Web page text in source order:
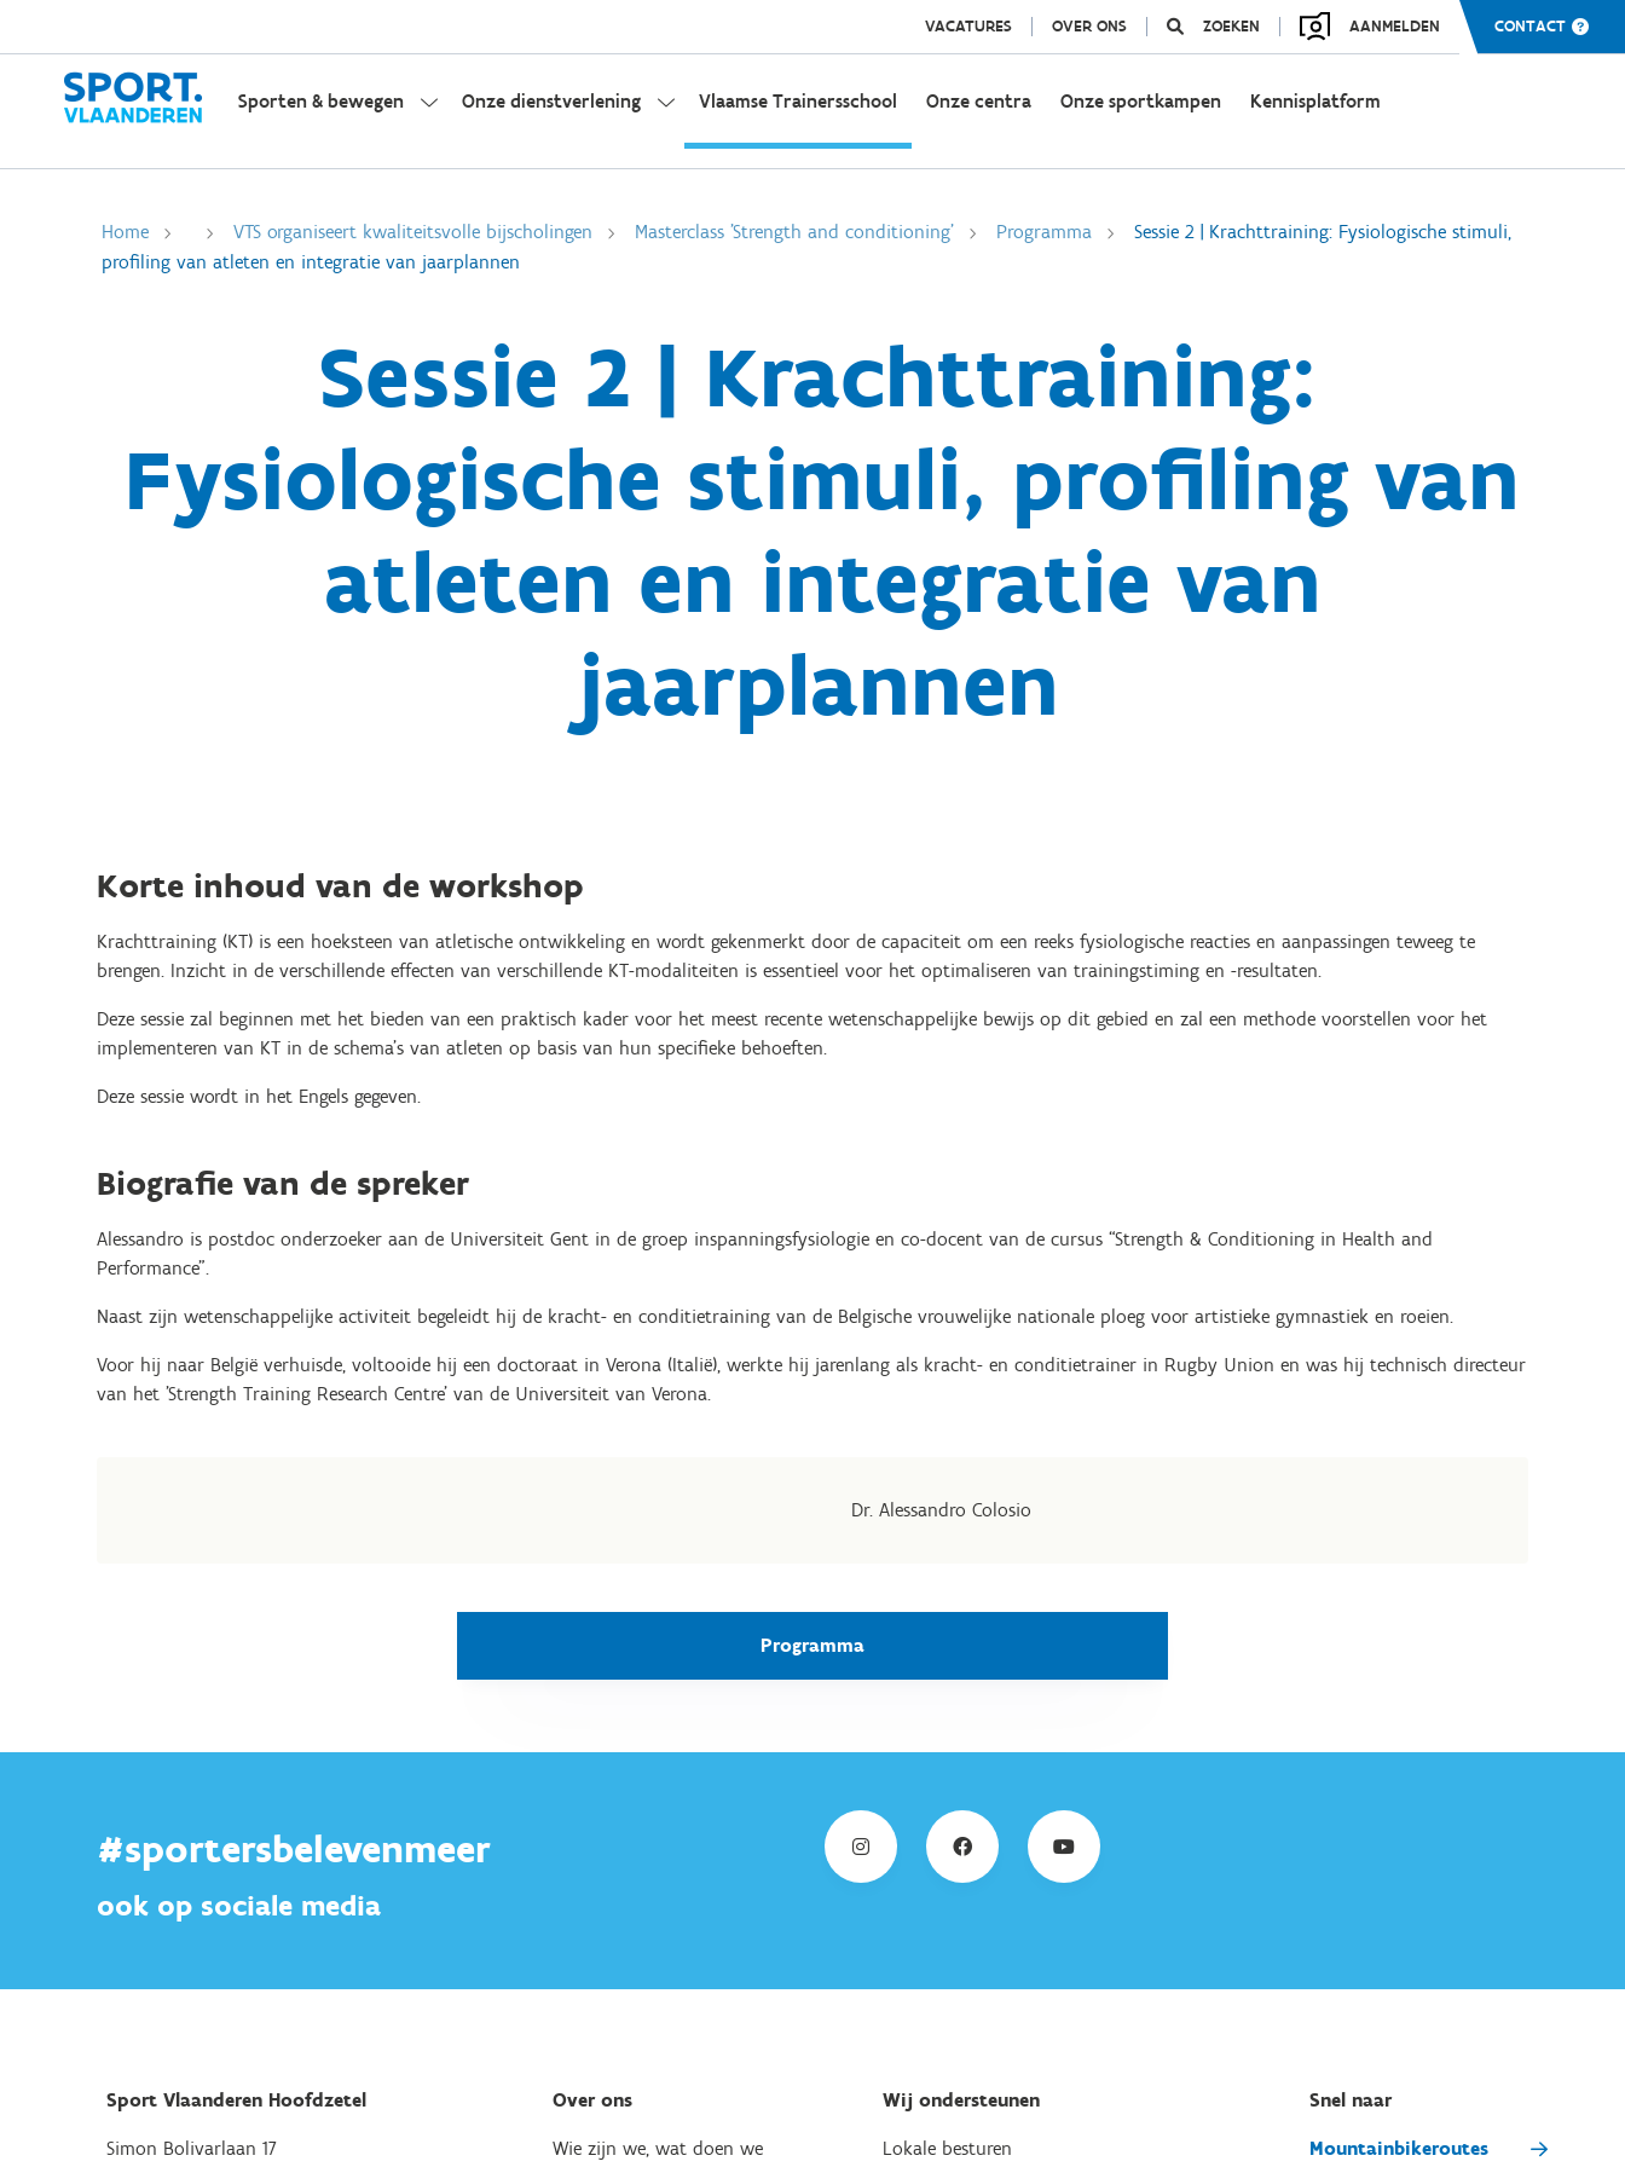
VACATURES OVER ONS ZOEKEN AANMELDEN CONTACT
Sporten & bewegen Onze dienstverlening Vlaamse Trainersschool Onze centra Onze sportkampen Kennisplatform
Home VTS organiseert kwaliteitsvolle bijscholingen Masterclass 'Strength and conditioning' Programma
Sessie 2 | Krachttraining: Fysiologische stimuli,
profiling van atleten en integratie van jaarplannen
Sessie 2 | Krachttraining:
Fysiologische stimuli, profiling van
atleten en integratie van
jaarplannen
Korte inhoud van de workshop
Krachttraining (KT) is een hoeksteen van atletische ontwikkeling en wordt gekenmerkt door de capaciteit om een reeks fysiologische reacties en aanpassingen teweeg te
brengen. Inzicht in de verschillende effecten van verschillende KT-modaliteiten is essentieel voor het optimaliseren van trainingstiming en -resultaten.
Deze sessie zal beginnen met het bieden van een praktisch kader voor het meest recente wetenschappelijke bewijs op dit gebied en zal een methode voorstellen voor het
implementeren van KT in de schema's van atleten op basis van hun specifieke behoeften.
Deze sessie wordt in het Engels gegeven.
Biografie van de spreker
Alessandro is postdoc onderzoeker aan de Universiteit Gent in de groep inspanningsfysiologie en co-docent van de cursus “Strength & Conditioning in Health and
Performance”.
Naast zijn wetenschappelijke activiteit begeleidt hij de kracht- en conditietraining van de Belgische vrouwelijke nationale ploeg voor artistieke gymnastiek en roeien.
Voor hij naar België verhuisde, voltooide hij een doctoraat in Verona (Italië), werkte hij jarenlang als kracht- en conditietrainer in Rugby Union en was hij technisch directeur
van het 'Strength Training Research Centre' van de Universiteit van Verona.
Dr. Alessandro Colosio
Programma
#sportersbelevenmeer
ook op sociale media
Sport Vlaanderen Hoofdzetel
Simon Bolivarlaan 17
Over ons
Wie zijn we, wat doen we
Wij ondersteunen
Lokale besturen
Snel naar
Mountainbikeroutes